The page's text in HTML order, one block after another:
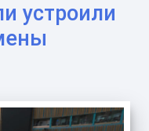
устроили